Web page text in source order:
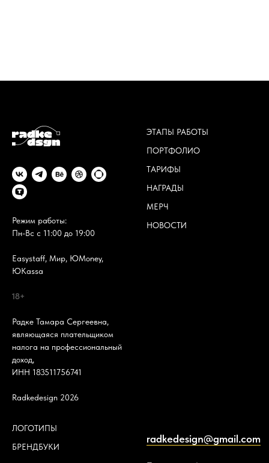
Режим работы:
Пн-Вс с 11:00 до 19:00
Easystaff, Мир, ЮMoney,
ЮKassa
18+
Радке Тамара Сергеевна,
являющаяся плательщиком
налога на профессиональный
доход,
ИНН 183511756741
Radkedesign 2026
ЭТАПЫ РАБОТЫ
ПОРТФОЛИО
ТАРИФЫ
НАГРАДЫ
МЕРЧ
НОВОСТИ
ЛОГОТИПЫ
БРЕНДБУКИ
radkedesign@gmail.com